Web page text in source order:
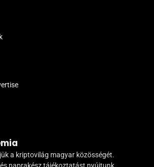
a kriptovilág magyar közösségét.
naprakész tájékoztatást nyújtunk